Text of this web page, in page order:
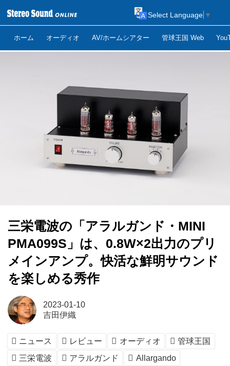
ホーム オーディオ AV/ホームシアター 管球王国 Web
Select Language ▼
三栄電波の「アラルガンド・MINI
PMA099S」は、0.8W×2出力のプリ
メインアンプ。快活な鮮明サウンド
を楽しめる秀作
2023-01-10
吉田伊織
ニュース レビュー オーディオ
管球王国
三栄電波
アラルガンド
Allargando